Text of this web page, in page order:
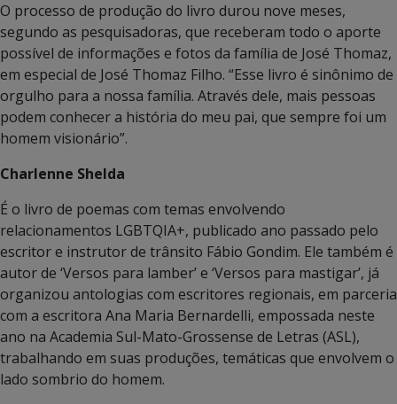
O processo de produção do livro durou nove meses,
segundo as pesquisadoras, que receberam todo o aporte
possível de informações e fotos da família de José Thomaz,
em especial de José Thomaz Filho. “Esse livro é sinônimo de
orgulho para a nossa família. Através dele, mais pessoas
podem conhecer a história do meu pai, que sempre foi um
homem visionário”.
Charlenne Shelda
É o livro de poemas com temas envolvendo
relacionamentos LGBTQIA+, publicado ano passado pelo
escritor e instrutor de trânsito Fábio Gondim. Ele também é
autor de ‘Versos para lamber’ e ‘Versos para mastigar’, já
organizou antologias com escritores regionais, em parceria
com a escritora Ana Maria Bernardelli, empossada neste
ano na Academia Sul-Mato-Grossense de Letras (ASL),
trabalhando em suas produções, temáticas que envolvem o
lado sombrio do homem.